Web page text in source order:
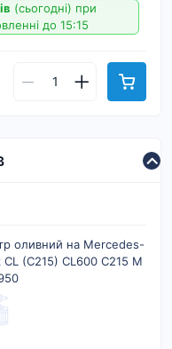
(сьогодні) при
до 15:15
оливний на Mercedes-
CL (C215) CL600 C215 M